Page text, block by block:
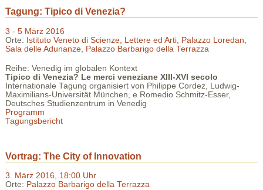
Tagung: Tipico di Venezia?
3 - 5 März 2016
Orte: Istituto Veneto di Scienze, Lettere ed Arti, Palazzo Loredan,
Sala delle Adunanze, Palazzo Barbarigo della Terrazza
Reihe: Venedig im globalen Kontext
Tipico di Venezia? Le merci veneziane XIII-XVI secolo
Internationale Tagung organisiert von Philippe Cordez, Ludwig-
Maximilians-Universität München, e Romedio Schmitz-Esser,
Deutsches Studienzentrum in Venedig
Programm
Tagungsbericht
Vortrag: The City of Innovation
3. März 2016, 18:00 Uhr
Orte: Palazzo Barbarigo della Terrazza